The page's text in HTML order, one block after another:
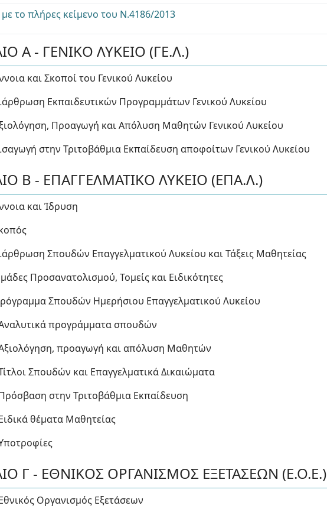
το πλήρες κείμενο του Ν.4186/2013
Α - ΓΕΝΙΚΟ ΛΥΚΕΙΟ (ΓΕ.Λ.)
και Σκοποί του Γενικού Λυκείου
Εκπαιδευτικών Προγραμμάτων Γενικού Λυκείου
Προαγωγή και Απόλυση Μαθητών Γενικού Λυκείου
στην Τριτοβάθμια Εκπαίδευση αποφοίτων Γενικού Λυκείου
Β - ΕΠΑΓΓΕΛΜΑΤΙΚΟ ΛΥΚΕΙΟ (ΕΠΑ.Λ.)
και Ίδρυση
Σπουδών Επαγγελματικού Λυκείου και Τάξεις Μαθητείας
Προσανατολισμού, Τομείς και Ειδικότητες
Σπουδών Ημερήσιου Επαγγελματικού Λυκείου
προγράμματα σπουδών
προαγωγή και απόλυση Μαθητών
Σπουδών και Επαγγελματικά Δικαιώματα
στην Τριτοβάθμια Εκπαίδευση
θέματα Μαθητείας
Γ - ΕΘΝΙΚΟΣ ΟΡΓΑΝΙΣΜΟΣ ΕΞΕΤΑΣΕΩΝ (Ε.Ο.Ε.)
Οργανισμός Εξετάσεων